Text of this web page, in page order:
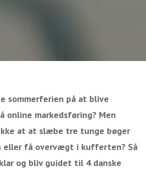
sommerferien på at blive
online markedsføring? Men
at at slæbe tre tunge bøger
eller få overvægt i kufferten? Så
og bliv guidet til 4 danske